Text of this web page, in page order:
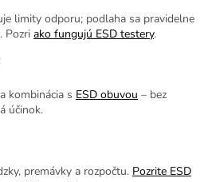
limity odporu; podlaha sa pravidelne
Pozri ako fungujú ESD testery.
kombinácia s ESD obuvou – bez
účinok.
premávky a rozpočtu. Pozrite ESD